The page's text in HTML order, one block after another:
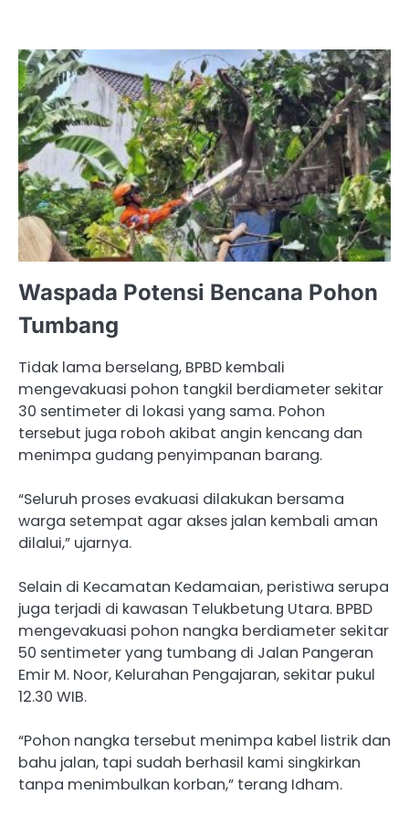
Waspada Potensi Bencana Pohon
Tumbang
Tidak lama berselang, BPBD kembali
mengevakuasi pohon tangkil berdiameter sekitar
30 sentimeter di lokasi yang sama. Pohon
tersebut juga roboh akibat angin kencang dan
menimpa gudang penyimpanan barang.
“Seluruh proses evakuasi dilakukan bersama
warga setempat agar akses jalan kembali aman
dilalui,” ujarnya.
Selain di Kecamatan Kedamaian, peristiwa serupa
juga terjadi di kawasan Telukbetung Utara. BPBD
mengevakuasi pohon nangka berdiameter sekitar
50 sentimeter yang tumbang di Jalan Pangeran
Emir M. Noor, Kelurahan Pengajaran, sekitar pukul
12.30 WIB.
“Pohon nangka tersebut menimpa kabel listrik dan
bahu jalan, tapi sudah berhasil kami singkirkan
tanpa menimbulkan korban,” terang Idham.